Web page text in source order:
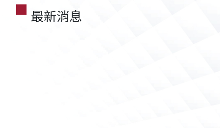
最新消息